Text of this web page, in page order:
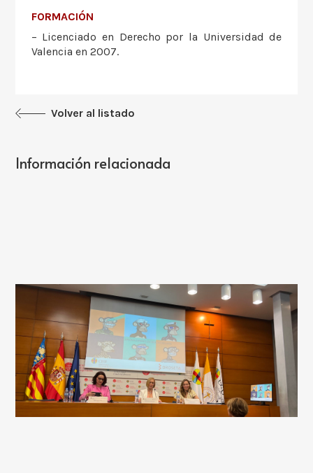
Volver al listado
FORMACIÓN
– Licenciado en Derecho por la Universidad de
Valencia en 2007.
Información relacionada